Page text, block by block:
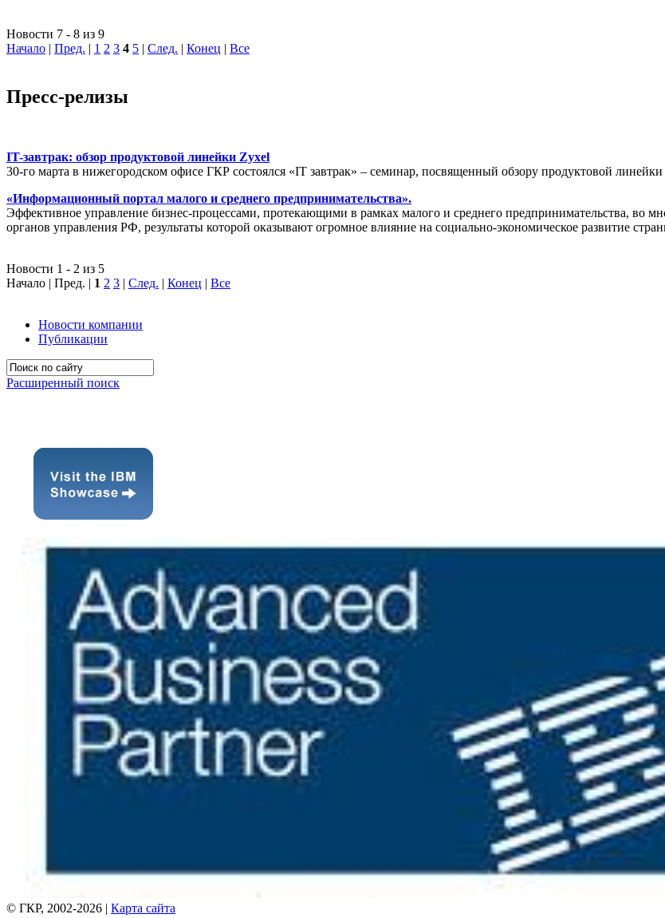
Новости 7 - 8 из 9
Начало | Пред. | 1 2 3 4 5 | След. | Конец | Все
Пресс-релизы
IT-завтрак: обзор продуктовой линейки Zyxel
30-го марта в нижегородском офисе ГКР состоялся «IT завтрак» – семинар, посвященный обзору продуктовой
«Информационный портал малого и среднего предпринимательства».
Эффективное управление бизнес-процессами, протекающими в рамках малого и среднего предпринимательства, во
органов управления РФ, результаты которой оказывают огромное влияние на социально-экономическое развитие
Новости 1 - 2 из 5
Начало | Пред. | 1 2 3 | След. | Конец | Все
Новости компании
Публикации
Расширенный поиск
© ГКР, 2002-2026 | Карта сайта